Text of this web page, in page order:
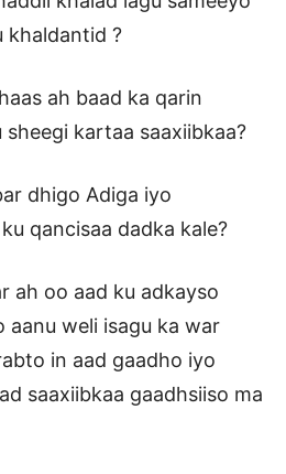
khaldantid ?
ah baad ka qarin
sheegi kartaa saaxiibkaa?
dhigo Adiga iyo
qancisaa dadka kale?
ah oo aad ku adkayso
aanu weli isagu ka war
in aad gaadho iyo
saaxiibkaa gaadhsiiso ma